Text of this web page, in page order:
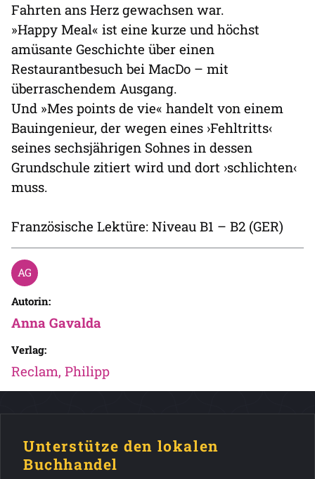
Fahrten ans Herz gewachsen war.
»Happy Meal« ist eine kurze und höchst
amüsante Geschichte über einen
Restaurantbesuch bei MacDo – mit
überraschendem Ausgang.
Und »Mes points de vie« handelt von einem
Bauingenieur, der wegen eines ›Fehltritts‹
seines sechsjährigen Sohnes in dessen
Grundschule zitiert wird und dort ›schlichten‹
muss.
Französische Lektüre: Niveau B1 – B2 (GER)
Autorin:
Anna Gavalda
Verlag:
Reclam, Philipp
Unterstütze den lokalen
Buchhandel